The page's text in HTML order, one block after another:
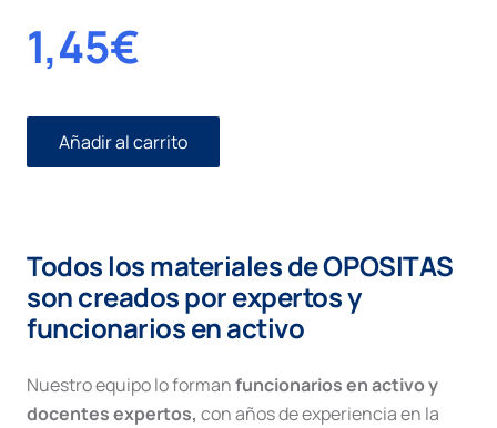
1,45€
Reglas
determinación
Añadir al carrito
Todos los materiales de OPOSITAS
son creados por expertos y
funcionarios en activo
Nuestro equipo lo formanfuncionarios en activo y
docentes expertos, con años de experiencia en la